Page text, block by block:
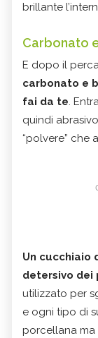
brillante
Carbonato
E dopo il
carbonato e
fai da te.
quindi
“polvere” che
Un cucchiaio
detersivo dei
utilizzato per
e ogni tipo di
porcellana ma